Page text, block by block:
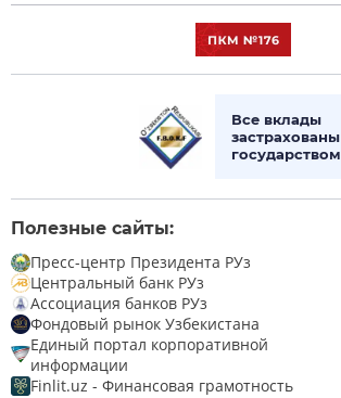
Все вклады
застрахованы
государством
Полезные сайты:
Пресс-центр Президента РУз
Центральный банк РУз
Ассоциация банков РУз
Фондовый рынок Узбекистана
Единый портал корпоративной
информации
Finlit.uz - Финансовая грамотность